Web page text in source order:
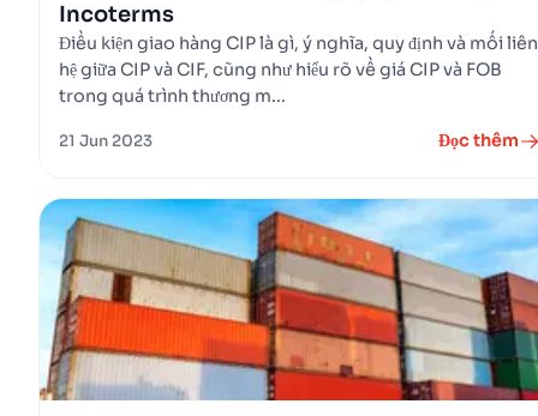
Incoterms
Điều kiện giao hàng CIP là gì, ý nghĩa, quy định và mối liên
hệ giữa CIP và CIF, cũng như hiểu rõ về giá CIP và FOB
trong quá trình thương m...
21 Jun 2023 Đọc thêm